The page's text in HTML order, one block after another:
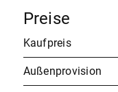
Preise
Kaufpreis
Außenprovision